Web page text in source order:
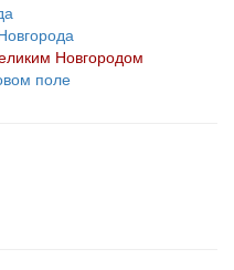
Новгородом
поле